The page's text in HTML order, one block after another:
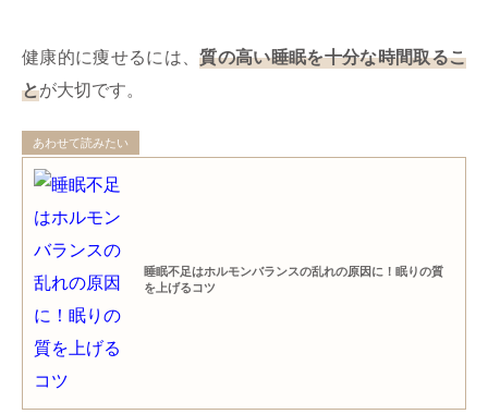
健康的に痩せるには、質の高い睡眠を十分な時間取るこ
とが大切です。
あわせて読みたい
睡眠不足はホルモンバランスの乱れの原因に！眠りの質
を上げるコツ